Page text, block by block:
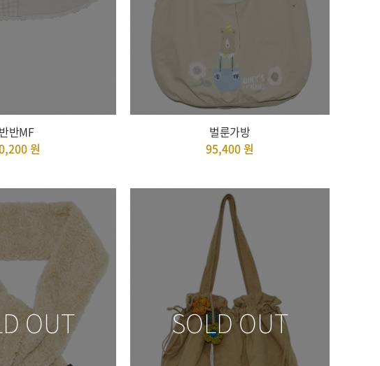
반반MF
원
벌룬가방
95,400원
OUT SOLD OUT